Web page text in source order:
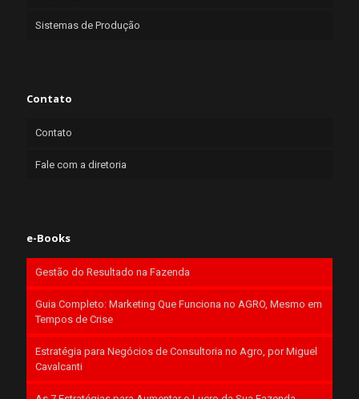
Sistemas de Produção
Contato
Contato
Fale com a diretoria
e-Books
Gestão do Resultado na Fazenda
Guia Completo: Marketing Que Funciona no AGRO, Mesmo em
Tempos de Crise
Estratégia para Negócios de Consultoria no Agro, por Miguel
Cavalcanti